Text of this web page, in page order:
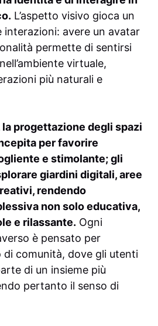
L’aspetto visivo gioca un
interazioni: avere un avatar
permette di sentirsi
virtuale,
più naturali e
progettazione degli spazi
per favorire
e stimolante; gli
giardini digitali, aree
rendendo
non solo educativa,
e rilassante. Ogni
è pensato per
di comunità, dove gli utenti
di un insieme più
pertanto il senso di